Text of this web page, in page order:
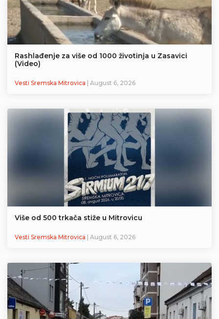
Rashlađenje za više od 1000 životinja u Zasavici
(Video)
Vesti Sremska Mitrovica | August 6, 2026
Više od 500 trkača stiže u Mitrovicu
Vesti Sremska Mitrovica | August 6, 2026